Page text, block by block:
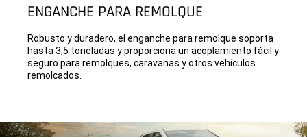
ENGANCHE PARA REMOLQUE
Robusto y duradero, el enganche para remolque soporta
hasta 3,5 toneladas y proporciona un acoplamiento fácil y
seguro para remolques, caravanas y otros vehículos
remolcados.